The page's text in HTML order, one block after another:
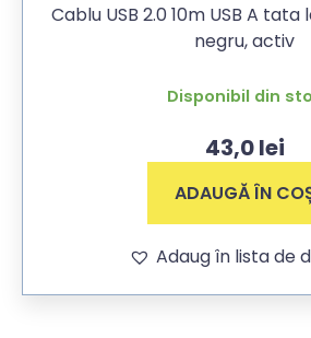
Cablu USB 2.0 10m USB A tata
negru, activ
Disponibil din
43,0lei
ADAUGĂ ÎN
Adaug în lista de